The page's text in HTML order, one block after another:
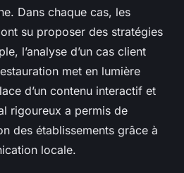
Dans chaque cas, les
su proposer des stratégies
l’analyse d’un cas client
met en lumière
d’un contenu interactif et
rigoureux a permis de
des établissements grâce à
locale.